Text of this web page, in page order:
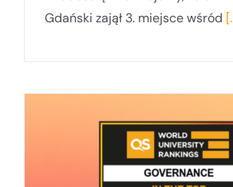
Gdański zajął 3. miejsce wśród